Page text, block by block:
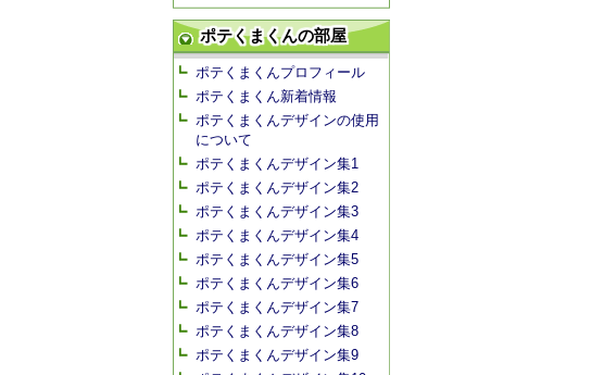
ポテくまくんの部屋
ポテくまくんプロフィール
ポテくまくん新着情報
ポテくまくんデザインの使用
について
ポテくまくんデザイン集1
ポテくまくんデザイン集2
ポテくまくんデザイン集3
ポテくまくんデザイン集4
ポテくまくんデザイン集5
ポテくまくんデザイン集6
ポテくまくんデザイン集7
ポテくまくんデザイン集8
ポテくまくんデザイン集9